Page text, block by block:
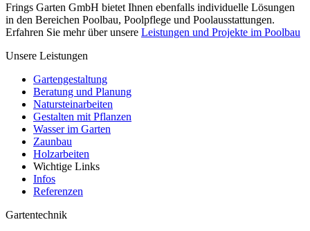
Frings Garten GmbH bietet Ihnen ebenfalls individuelle Lösungen
in den Bereichen Poolbau, Poolpflege und Poolausstattungen.
Erfahren Sie mehr über unsere Leistungen und Projekte im Poolbau
Unsere Leistungen
Gartengestaltung
Beratung und Planung
Natursteinarbeiten
Gestalten mit Pflanzen
Wasser im Garten
Zaunbau
Holzarbeiten
Wichtige Links
Infos
Referenzen
Gartentechnik